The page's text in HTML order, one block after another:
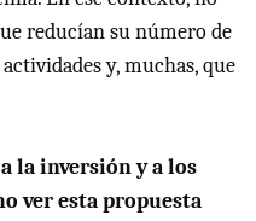
reducían su número de
y, muchas, que
la inversión y a los
ver esta propuesta